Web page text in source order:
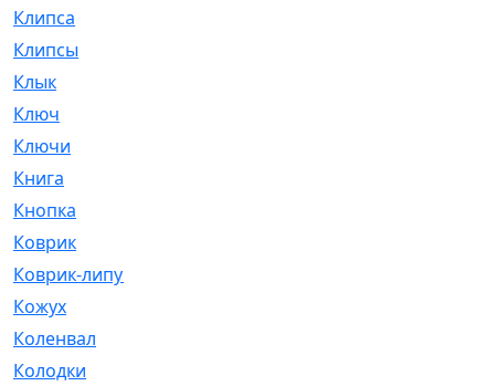
Клипса
Клипсы
Клык
Ключ
Ключи
Книга
Кнопка
Коврик
Коврик-липучка
Кожух
Коленвал
Колодки